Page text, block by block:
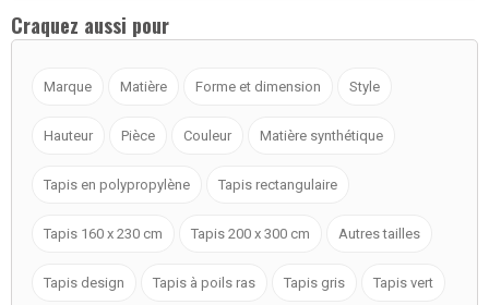
Craquez aussi pour
Marque Matière Forme et dimension Style
Hauteur Pièce Couleur Matière synthétique
Tapis en polypropylène Tapis rectangulaire
Tapis 160 x 230 cm Tapis 200 x 300 cm Autres tailles
Tapis design Tapis à poils ras Tapis gris Tapis vert